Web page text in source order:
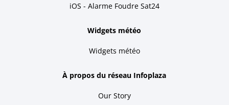
iOS - Alarme Foudre Sat24
Widgets météo
Widgets météo
À propos du réseau Infoplaza
Our Story